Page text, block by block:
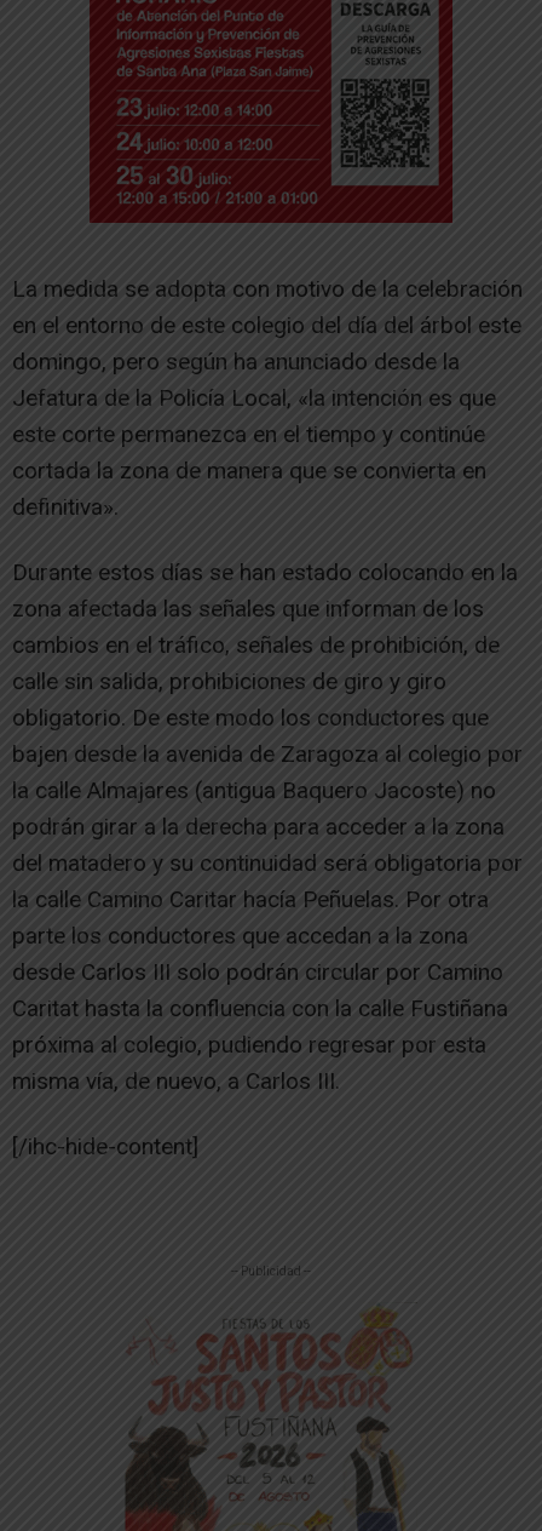
La medida se adopta con motivo de la celebración
en el entorno de este colegio del día del árbol este
domingo, pero según ha anunciado desde la
Jefatura de la Policía Local, «la intención es que
este corte permanezca en el tiempo y continúe
cortada la zona de manera que se convierta en
definitiva».
Durante estos días se han estado colocando en la
zona afectada las señales que informan de los
cambios en el tráfico, señales de prohibición, de
calle sin salida, prohibiciones de giro y giro
obligatorio. De este modo los conductores que
bajen desde la avenida de Zaragoza al colegio por
la calle Almajares (antigua Baquero Jacoste) no
podrán girar a la derecha para acceder a la zona
del matadero y su continuidad será obligatoria por
la calle Camino Caritar hacía Peñuelas. Por otra
parte los conductores que accedan a la zona
desde Carlos III solo podrán circular por Camino
Caritat hasta la confluencia con la calle Fustiñana
próxima al colegio, pudiendo regresar por esta
misma vía, de nuevo, a Carlos III.
[/ihc-hide-content]
-- Publicidad --